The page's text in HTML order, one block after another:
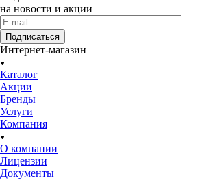
на новости и акции
Подписаться
Интернет-магазин
Каталог
Акции
Бренды
Услуги
Компания
О компании
Лицензии
Документы